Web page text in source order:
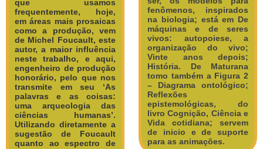
que usamos
frequentemente, hoje,
em áreas mais prosaicas
como a produção, vem
de Michel Foucault, este
autor, a maior influência
neste trabalho, e aqui,
engenheiro de produção
honorário, pelo que nos
transmite em seu ‘As
palavras e as coisas:
uma arqueologia das
ciências humanas’.
Utilizando diretamente a
sugestão de Foucault
quanto ao espectro de
fenômenos, inspirados
na biologia; está em De
máquinas e de seres
vivos: autopoiese, a
organização do vivo;
Vinte anos depois;
História. De Maturana
tomo também a Figura 2
– Diagrama ontológico;
Reflexões
epistemológicas, do
livro Cognição, Ciência e
Vida cotidiana; servem
de inicio e de suporte
para as animações.